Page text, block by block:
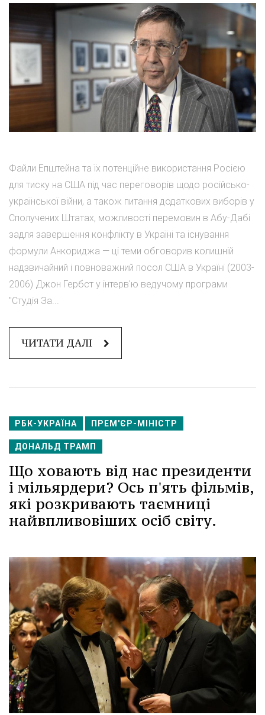
Файли Епштейна та їх потенційне використання Росією
для тиску на США під час переговорів щодо російсько-
української війни, а також питання додаткових виборів у
Сполучених Штатах, можливості перемовин в Абу-Дабі
задля завершення конфлікту в Україні та існування
формули Анкориджа — ці теми обговорив колишній
надзвичайний і повноважний посол США в Україні (2003-
2006) Джон Гербст у інтерв'ю ведучому програми
"Студія За...
ЧИТАТИ ДАЛІ
РБК-УКРАЇНА ПРЕМ'ЄР-МІНІСТР
ДОНАЛЬД ТРАМП
Що ховають від нас президенти
і мільярдери? Ось п'ять фільмів,
які розкривають таємниці
найвпливовіших осіб світу.